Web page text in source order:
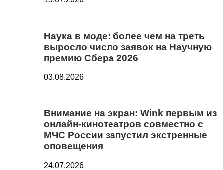
Наука в моде: более чем на треть
выросло число заявок на Научную
премию Сбера 2026
03.08.2026
Внимание на экран: Wink первым из
онлайн-кинотеатров совместно с
МЧС России запустил экстренные
оповещения
24.07.2026